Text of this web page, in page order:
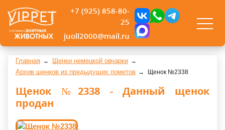
+7 (925) 858-80-
25
juoll2000@mail.ru
Главная
Щенки немецкой овчарки
Архив щенков из предыдущих пометов
Щенок №2338
Щенок №2338 - Данный щенок
продан